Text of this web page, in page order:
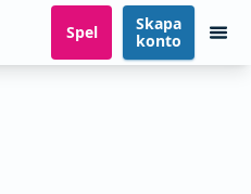
Spel
Skapa
konto